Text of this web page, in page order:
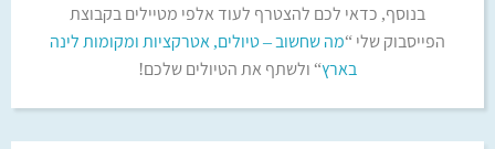
בנוסף, כדאי לכם להצטרף לעוד אלפי מטיילים בקבוצת
הפייסבוק שלי “מה שחשוב – טיולים, אטרקציות ומקומות לינה
בארץ‎“ ולשתף את הטיולים שלכם!